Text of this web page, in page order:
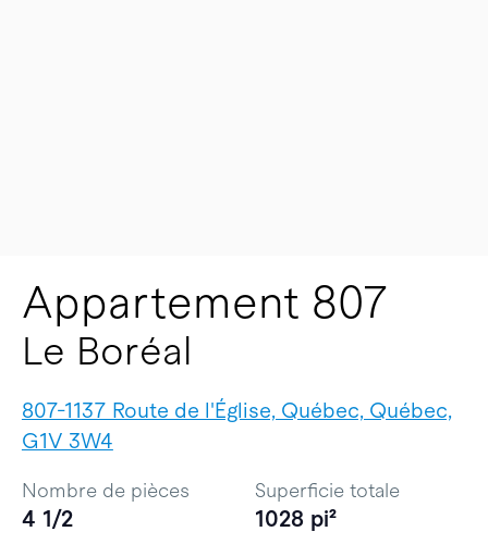
Appartement 807
Le Boréal
807-1137 Route de l'Église, Québec, Québec,
G1V 3W4
Nombre de pièces
4 1/2
Superficie totale
1028 pi²